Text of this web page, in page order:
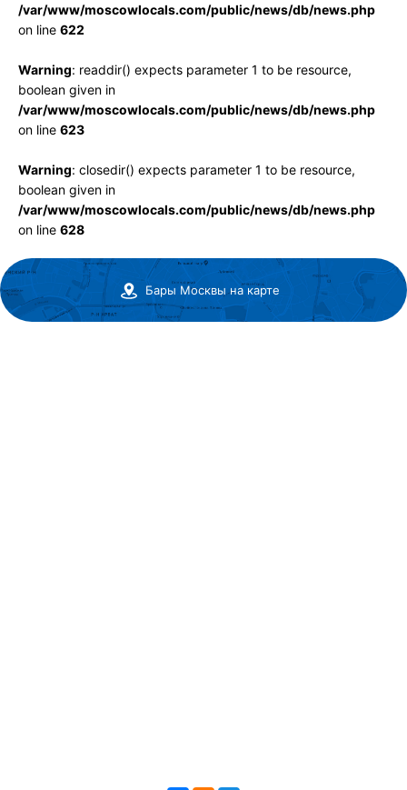
/var/www/moscowlocals.com/public/news/db/news.php
on line 622
Warning: readdir() expects parameter 1 to be resource,
boolean given in
/var/www/moscowlocals.com/public/news/db/news.php
on line 623
Warning: closedir() expects parameter 1 to be resource,
boolean given in
/var/www/moscowlocals.com/public/news/db/news.php
on line 628
Бары Москвы на карте